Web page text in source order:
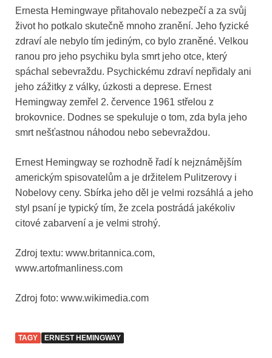
Ernesta Hemingwaye přitahovalo nebezpečí a za svůj
život ho potkalo skutečně mnoho zranění. Jeho fyzické
zdraví ale nebylo tím jediným, co bylo zraněné. Velkou
ranou pro jeho psychiku byla smrt jeho otce, který
spáchal sebevraždu. Psychickému zdraví nepřidaly ani
jeho zážitky z války, úzkosti a deprese. Ernest
Hemingway zemřel 2. července 1961 střelou z
brokovnice. Dodnes se spekuluje o tom, zda byla jeho
smrt nešťastnou náhodou nebo sebevraždou.
Ernest Hemingway se rozhodně řadí k nejznámějším
americkým spisovatelům a je držitelem Pulitzerovy i
Nobelovy ceny. Sbírka jeho děl je velmi rozsáhlá a jeho
styl psaní je typický tím, že zcela postrádá jakékoliv
citové zabarvení a je velmi strohý.
Zdroj textu: www.britannica.com,
www.artofmanliness.com
Zdroj foto: www.wikimedia.com
TAGY ERNEST HEMINGWAY